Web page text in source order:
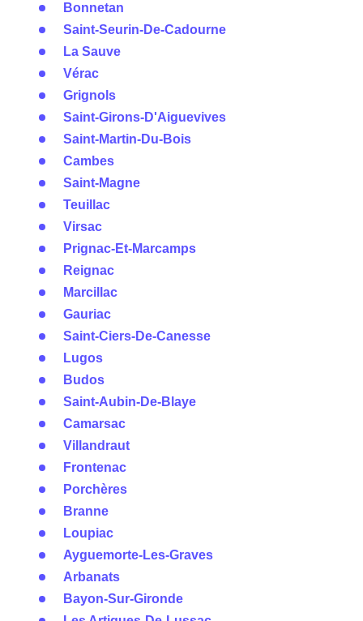
Bonnetan
Saint-Seurin-De-Cadourne
La Sauve
Vérac
Grignols
Saint-Girons-D'Aiguevives
Saint-Martin-Du-Bois
Cambes
Saint-Magne
Teuillac
Virsac
Prignac-Et-Marcamps
Reignac
Marcillac
Gauriac
Saint-Ciers-De-Canesse
Lugos
Budos
Saint-Aubin-De-Blaye
Camarsac
Villandraut
Frontenac
Porchères
Branne
Loupiac
Ayguemorte-Les-Graves
Arbanats
Bayon-Sur-Gironde